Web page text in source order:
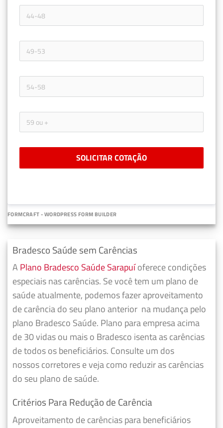
SOLICITAR COTAÇÃO
FORMCRAFT - WORDPRESS FORM BUILDER
Bradesco Saúde sem Carências
A Plano Bradesco Saúde Sarapuíoferece condições
especiais nas carências. Se você tem um plano de
saúde atualmente, podemos fazeraproveitamento
de carência do seu plano anterior na mudança pelo
plano Bradesco Saúde. Plano para empresa acima
de 30 vidas ou mais o Bradesco isenta as carências
de todos os beneficiários. Consulte um dos
nossos corretores e veja como reduzir as carências
do seu plano de saúde.
Critérios Para Redução de Carência
Aproveitamento de carências para beneficiários